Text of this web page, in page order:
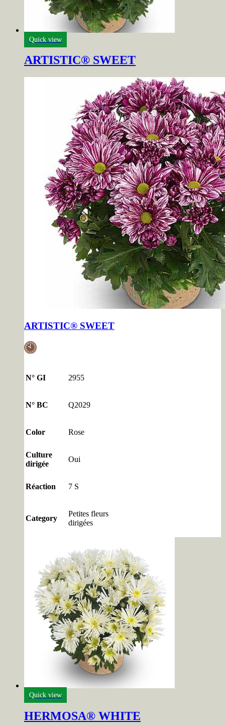
Quick view
ARTISTIC® SWEET
ARTISTIC® SWEET
N° GI 2955
N° BC Q2029
Color Rose
Culture
dirigée
Oui
Réaction 7 S
Category
Petites fleurs
dirigées
Quick view
HERMOSA® WHITE